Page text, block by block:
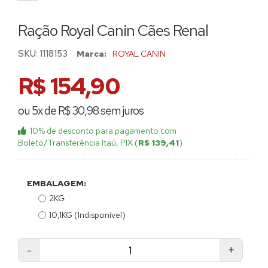
Ração Royal Canin Cães Renal
SKU: 1118153 Marca: ROYAL CANIN
R$ 154,90
ou 5x de R$ 30,98 sem juros
10% de desconto para pagamento com
Boleto/Transferência Itaú, PIX (R$ 139,41)
EMBALAGEM:
2KG
10,1KG (Indisponível)
- +